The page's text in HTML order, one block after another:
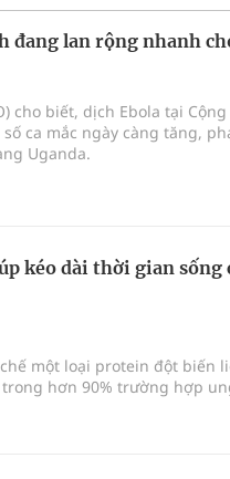
đang lan rộng nhanh
cho biết, dịch Ebola tại
ca mắc ngày càng tăng,
Uganda.
kéo dài thời gian sống
một loại protein đột biến
hơn 90% trường hợp